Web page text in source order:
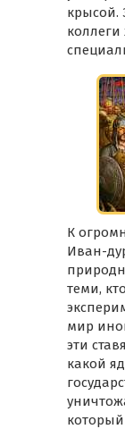
крысой.
К
Иван-
теми,
мир
эти
какой